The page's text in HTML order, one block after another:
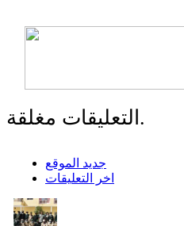
التعليقات مغلقة.
جديد الموقع
اخر التعليقات